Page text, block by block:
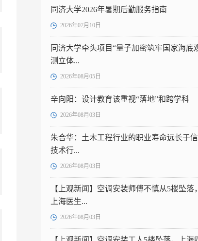
同济大学2026年暑期后勤服务指南
2026年07月10日
同济大学牵头项目“量子加密筑牢国家海底
测立体...
2026年08月05日
辛向阳：设计教育该重视“落地”和跨学科
2026年08月03日
朱合华：土木工程行业的职业寿命远长于
技术行...
2026年08月03日
【上观新闻】空调安装师傅不慎从5楼坠落
上海医生...
2026年08月03日